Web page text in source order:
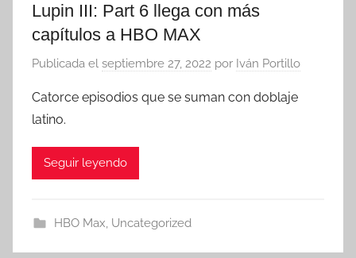
Lupin III: Part 6 llega con más
capítulos a HBO MAX
Publicada el septiembre 27, 2022 por Iván Portillo
Catorce episodios que se suman con doblaje
latino.
Seguir leyendo
HBO Max, Uncategorized